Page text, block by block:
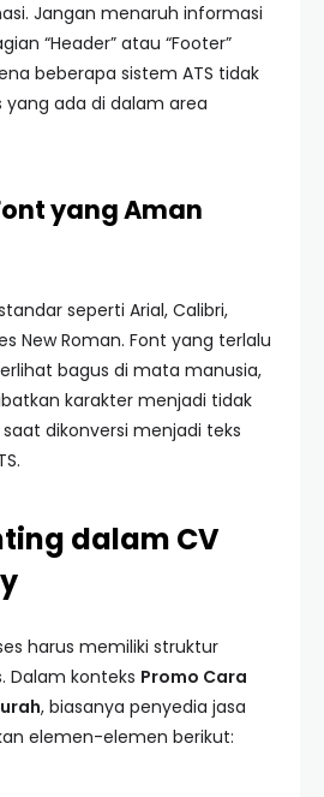
Jangan menaruh informasi
“Header” atau “Footer”
beberapa sistem ATS tidak
ada di dalam area
yang Aman
seperti Arial, Calibri,
New Roman. Font yang terlalu
bagus di mata manusia,
karakter menjadi tidak
dikonversi menjadi teks
dalam CV
harus memiliki struktur
Dalam konteks Promo Cara
, biasanya penyedia jasa
elemen-elemen berikut: